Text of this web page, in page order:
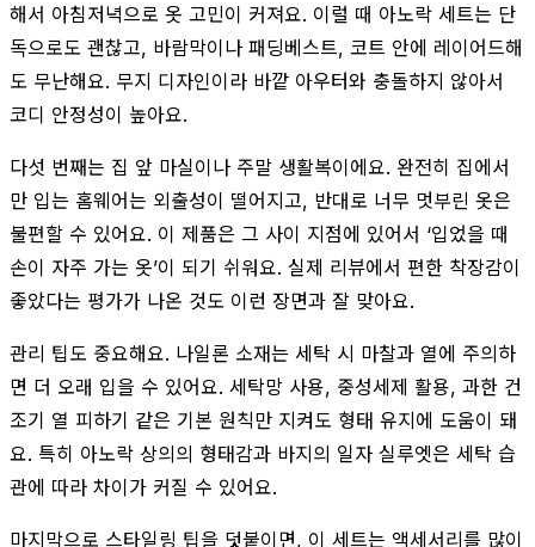
해서 아침저녁으로 옷 고민이 커져요. 이럴 때 아노락 세트는 단
독으로도 괜찮고, 바람막이나 패딩베스트, 코트 안에 레이어드해
도 무난해요. 무지 디자인이라 바깥 아우터와 충돌하지 않아서
코디 안정성이 높아요.
다섯 번째는 집 앞 마실이나 주말 생활복이에요. 완전히 집에서
만 입는 홈웨어는 외출성이 떨어지고, 반대로 너무 멋부린 옷은
불편할 수 있어요. 이 제품은 그 사이 지점에 있어서 ‘입었을 때
손이 자주 가는 옷’이 되기 쉬워요. 실제 리뷰에서 편한 착장감이
좋았다는 평가가 나온 것도 이런 장면과 잘 맞아요.
관리 팁도 중요해요. 나일론 소재는 세탁 시 마찰과 열에 주의하
면 더 오래 입을 수 있어요. 세탁망 사용, 중성세제 활용, 과한 건
조기 열 피하기 같은 기본 원칙만 지켜도 형태 유지에 도움이 돼
요. 특히 아노락 상의의 형태감과 바지의 일자 실루엣은 세탁 습
관에 따라 차이가 커질 수 있어요.
마지막으로 스타일링 팁을 덧붙이면, 이 세트는 액세서리를 많이